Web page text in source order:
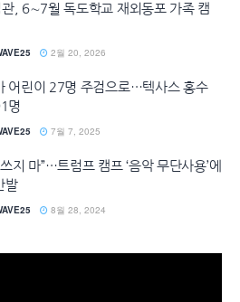
, 6∼7월 독도학교 재외동포 가족 캠
2월 20, 2026
어린이 27명 주검으로…텍사스 홍수
명
7월 7, 2025
지 마”…트럼프 캠프 ‘음악 무단사용’에
발
8월 28, 2024